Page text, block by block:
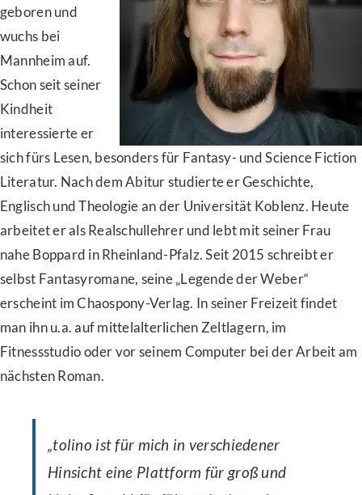
geboren und
wuchs bei
Mannheim auf.
Schon seit seiner
Kindheit
interessierte er
sich fürs Lesen, besonders für Fantasy- und Science Fiction
Literatur. Nach dem Abitur studierte er Geschichte,
Englisch und Theologie an der Universität Koblenz. Heute
arbeitet er als Realschullehrer und lebt mit seiner Frau
nahe Boppard in Rheinland-Pfalz. Seit 2015 schreibt er
selbst Fantasyromane, seine „Legende der Weber“
erscheint im Chaospony-Verlag. In seiner Freizeit findet
man ihn u.a. auf mittelalterlichen Zeltlagern, im
Fitnessstudio oder vor seinem Computer bei der Arbeit am
nächsten Roman.
„tolino ist für mich in verschiedener
Hinsicht eine Plattform für groß und